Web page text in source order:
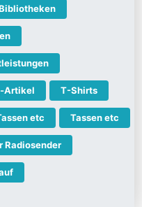
Artikel T-Shirts
etc Tassen etc
Radiosender